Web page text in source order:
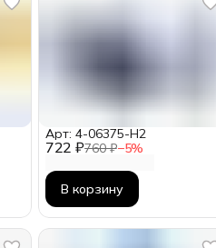
722 ₽760 ₽−5%
Арт: 4-06375-H2
В корзину